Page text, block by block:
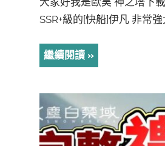
SSR+級的[快船]伊凡 非常強
繼續閱讀